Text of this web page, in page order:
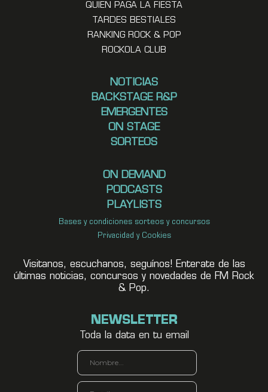
QUIEN PAGA LA FIESTA
TARDES BESTIALES
RANKING ROCK & POP
ROCKOLA CLUB
NOTICIAS
BACKSTAGE R&P
EMERGENTES
ON STAGE
SORTEOS
ON DEMAND
PODCASTS
PLAYLISTS
Bases y condiciones sorteos y concursos
Privacidad y Cookies
Visitanos, escuchanos, seguínos! Enterate de las
últimas noticias, concursos y novedades de FM Rock
& Pop.
NEWSLETTER
Toda la data en tu email